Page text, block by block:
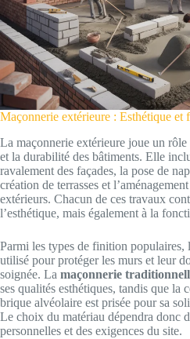
Maçonnerie extérieure : Esthétique et
La maçonnerie extérieure joue un rôle
et la durabilité des bâtiments. Elle
ravalement des façades, la pose de
création de terrasses et
extérieurs. Chacun de ces travaux
l’esthétique, mais également à la
Parmi les types de finition populaires,
utilisé pour protéger les murs et leur
soignée. La maçonnerie
ses qualités esthétiques, tandis que la
brique alvéolaire est prisée pour sa
Le choix du matériau dépendra donc
personnelles et des exigences du site.